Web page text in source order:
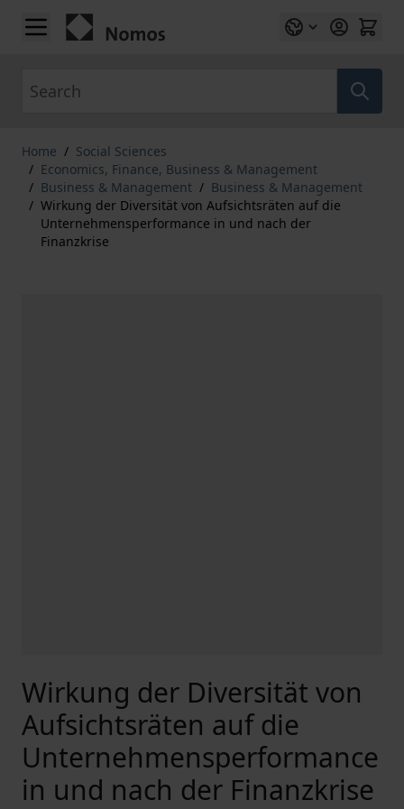
Skip to Content
Home / Social Sciences
/ Economics, Finance, Business & Management
/ Business & Management / Business & Management
/ Wirkung der Diversität von Aufsichtsräten auf die
Unternehmensperformance in und nach der
Finanzkrise
Wirkung der Diversität von
Aufsichtsräten auf die
Unternehmensperformance
in und nach der Finanzkrise